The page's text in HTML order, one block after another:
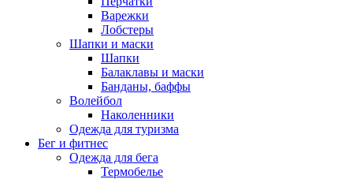
Варежки
Лобстеры
Шапки и маски
Шапки
Балаклавы и маски
Банданы, баффы
Волейбол
Наколенники
Одежда для туризма
Бег и фитнес
Одежда для бега
Термобелье